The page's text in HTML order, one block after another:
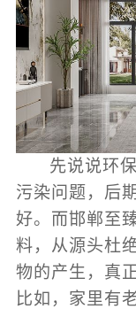
先说说环
污染问题，后
好。而邯郸至
料，从源头杜
物的产生，真
比如，家里有